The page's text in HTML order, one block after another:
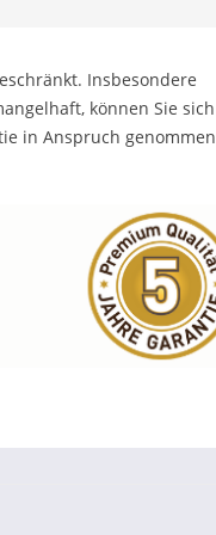
Insbesondere
können Sie sich
in Anspruch genommen